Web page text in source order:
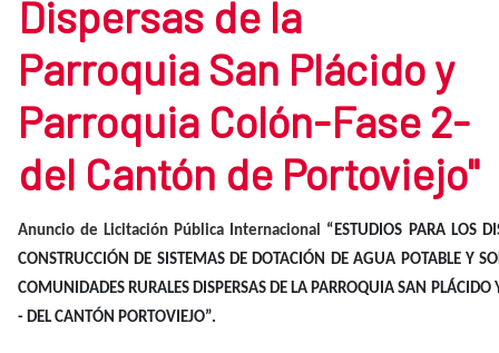
Dispersas de la
Parroquia San Plácido y
Parroquia Colón-Fase 2-
del Cantón de Portoviejo"
Anuncio de Licitación Pública Internacional “ESTUDIOS PARA LOS
CONSTRUCCIÓN DE SISTEMAS DE DOTACIÓN DE AGUA POTABLE Y
COMUNIDADES RURALES DISPERSAS DE LA PARROQUIA SAN PLÁCIDO
- DEL CANTÓN PORTOVIEJO”.